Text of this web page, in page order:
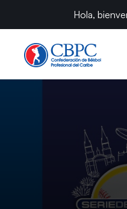
Hola,